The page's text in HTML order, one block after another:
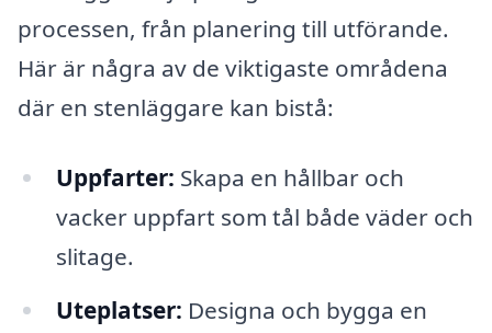
processen, från planering till utförande.
Här är några av de viktigaste områdena
där en stenläggare kan bistå:
Uppfarter: Skapa en hållbar och
vacker uppfart som tål både väder och
slitage.
Uteplatser: Designa och bygga en